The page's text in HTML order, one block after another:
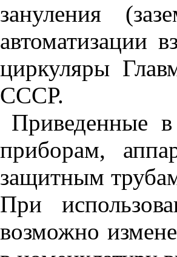
зануления
автоматизации
циркуляры
СССР.
Приведенные
приборам,
защитным
При
возможно